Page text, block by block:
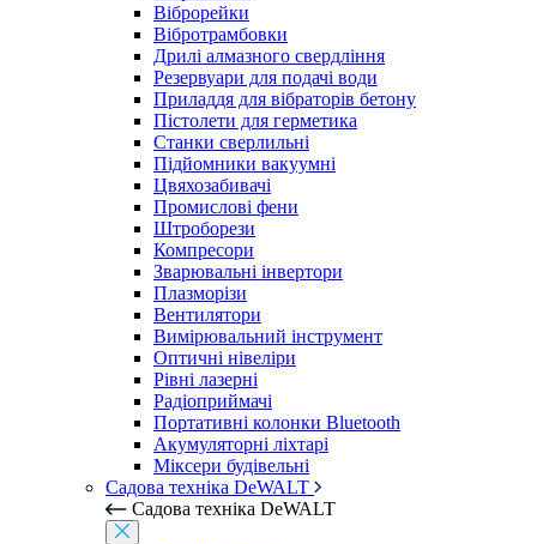
Віброрейки
Вібротрамбовки
Дрилі алмазного свердління
Резервуари для подачі води
Приладдя для вібраторів бетону
Пістолети для герметика
Станки сверлильні
Підйомники вакуумні
Цвяхозабивачі
Промислові фени
Штроборези
Компресори
Зварювальні інвертори
Плазморізи
Вентилятори
Вимірювальний інструмент
Оптичні нівеліри
Рівні лазерні
Радіоприймачі
Портативні колонки Bluetooth
Акумуляторні ліхтарі
Міксери будівельні
Садова техніка DeWALT
Садова техніка DeWALT